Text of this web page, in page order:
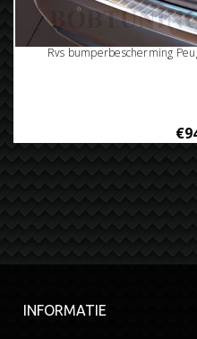
Rvs bumperbescherming
INFORMATIE